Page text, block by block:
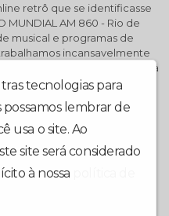
tecnologias para
possamos lembrar de
usa o site. Ao
site será considerado
à nossa
retrô que se identificasse
MUNDIAL AM 860 - Rio de
musical e programas de
incansavelmente
ouvintes fiéis e oferecer uma
atenda essa demanda de
com qualidade de
irritantes. Nossa
em casa, no trabalho ou
Esperamos que você